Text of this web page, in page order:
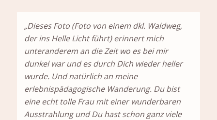
„Dieses Foto (Foto von einem dkl. Waldweg,
der ins Helle Licht führt) erinnert mich
unteranderem an die Zeit wo es bei mir
dunkel war und es durch Dich wieder heller
wurde. Und natürlich an meine
erlebnispädagogische Wanderung. Du bist
eine echt tolle Frau mit einer wunderbaren
Ausstrahlung und Du hast schon ganz viele